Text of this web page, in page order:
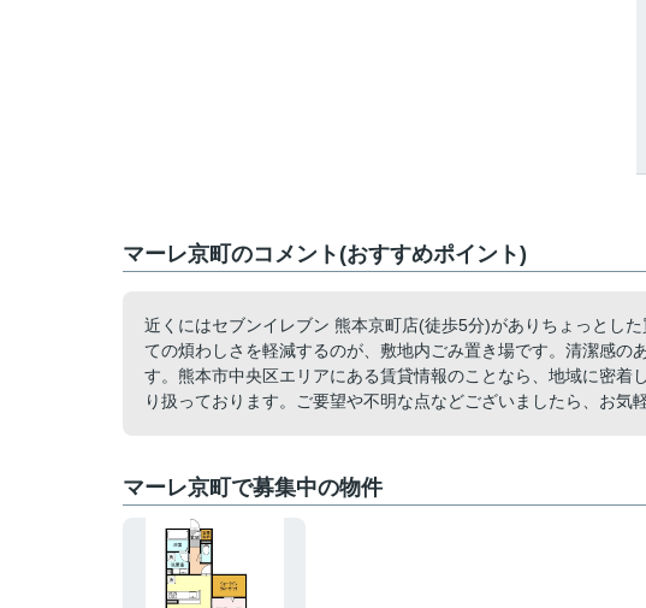
マーレ京町のコメント(おすすめポイント)
近くにはセブンイレブン 熊本京町店(徒歩5分)がありちょっとし
ての煩わしさを軽減するのが、敷地内ごみ置き場です。清潔感
す。熊本市中央区エリアにある賃貸情報のことなら、地域に密
り扱っております。ご要望や不明な点などございましたら、お気
マーレ京町で募集中の物件